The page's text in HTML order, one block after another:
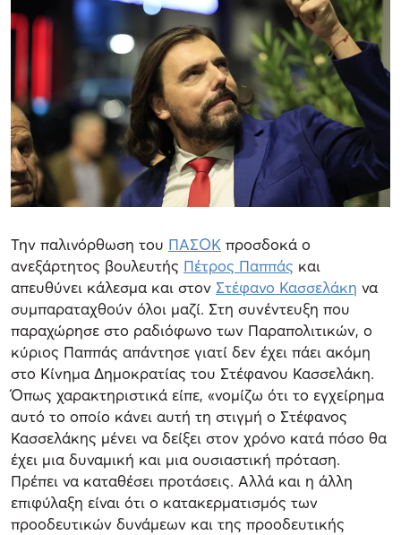
Την παλινόρθωση του ΠΑΣΟΚ προσδοκά ο
ανεξάρτητος βουλευτής Πέτρος Παππάς και
απευθύνει κάλεσμα και στον Στέφανο Κασσελάκη να
συμπαραταχθούν όλοι μαζί. Στη συνέντευξη που
παραχώρησε στο ραδιόφωνο των Παραπολιτικών, ο
κύριος Παππάς απάντησε γιατί δεν έχει πάει ακόμη
στο Κίνημα Δημοκρατίας του Στέφανου Κασσελάκη.
Όπως χαρακτηριστικά είπε, «νομίζω ότι το εγχείρημα
αυτό το οποίο κάνει αυτή τη στιγμή ο Στέφανος
Κασσελάκης μένει να δείξει στον χρόνο κατά πόσο θα
έχει μια δυναμική και μια ουσιαστική πρόταση.
Πρέπει να καταθέσει προτάσεις. Αλλά και η άλλη
επιφύλαξη είναι ότι ο κατακερματισμός των
προοδευτικών δυνάμεων και της προοδευτικής